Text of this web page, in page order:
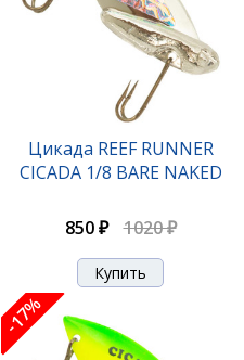
Цикада REEF RUNNER
CICADA 1/8 BARE NAKED
850 ₽ 1020 ₽
-17%